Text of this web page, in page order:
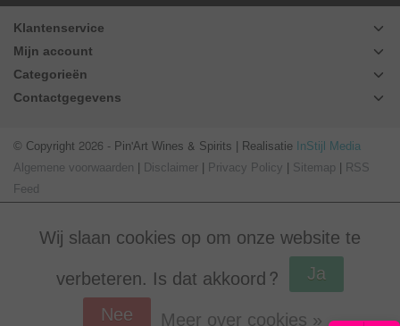
Klantenservice
Mijn account
Categorieën
Contactgegevens
© Copyright 2026 - Pin'Art Wines & Spirits | Realisatie InStijl Media
Algemene voorwaarden | Disclaimer | Privacy Policy | Sitemap | RSS
Feed
Wij slaan cookies op om onze website te
verbeteren. Is dat akkoord?
Ja
Nee